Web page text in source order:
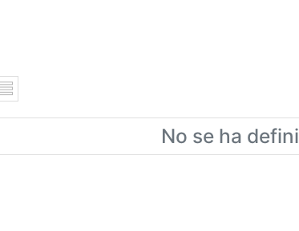
No se ha